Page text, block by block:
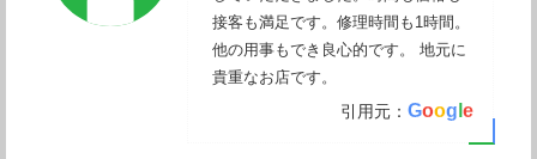
接客も満足です。修理時間も1時間。
他の用事もでき良心的です。 地元に
貴重なお店です。
引用元： Goog e